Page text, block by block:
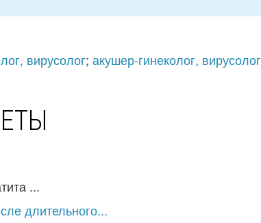
вирусолог; акушер-гинеколог, вирусолог
...
длительного...